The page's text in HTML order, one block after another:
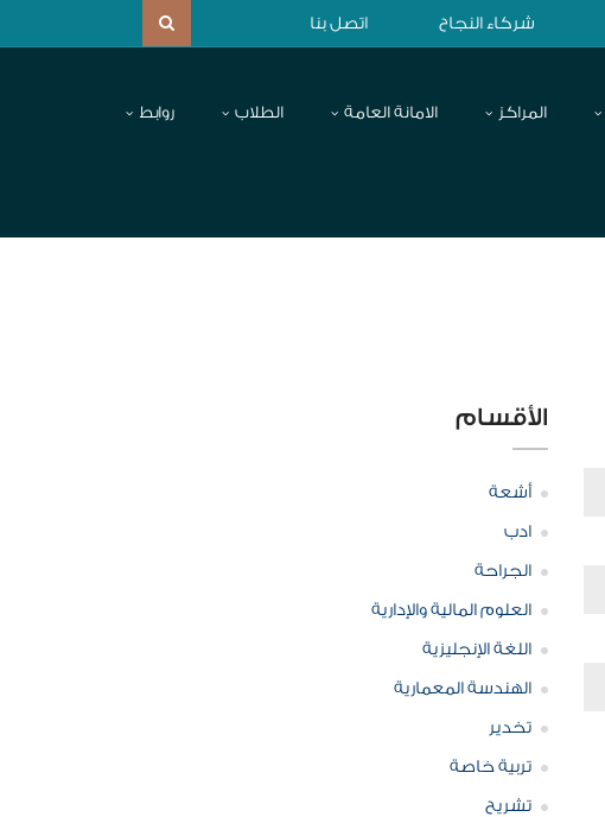
شركاء النجاح اتصل بنا
المراكز الامانة العامة الطلاب روابط
الأقسام
أشعة
ادب
الجراحة
العلوم المالية والإدارية
اللغة الإنجليزية
الهندسة المعمارية
تخدير
تربية خاصة
تشريح